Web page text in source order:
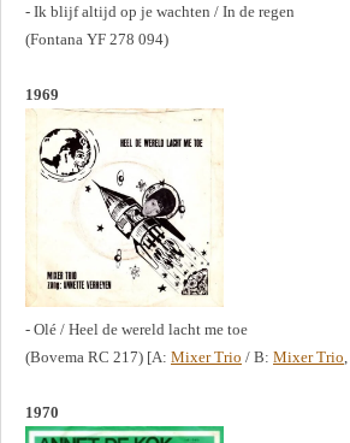
- Ik blijf altijd op je wachten / In de regen
(Fontana YF 278 094)
1969
- Olé / Heel de wereld lacht me toe
(Bovema RC 217) [A: Mixer Trio / B: Mixer Trio
1970